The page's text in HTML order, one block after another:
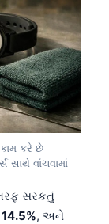
કરે છે
સાથે વાંચવામાં
સરકતું
14.5%, અને